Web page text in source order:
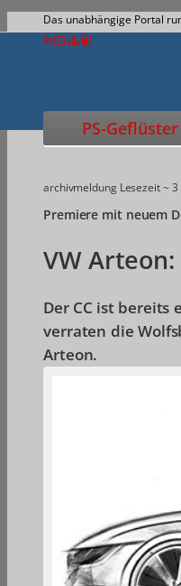
Das unabhängige Portal
PS-Geflüster
archivmeldung Lesezeit ~
Premiere mit neuem
VW
Der CC ist bereits
verraten die
Arteon.